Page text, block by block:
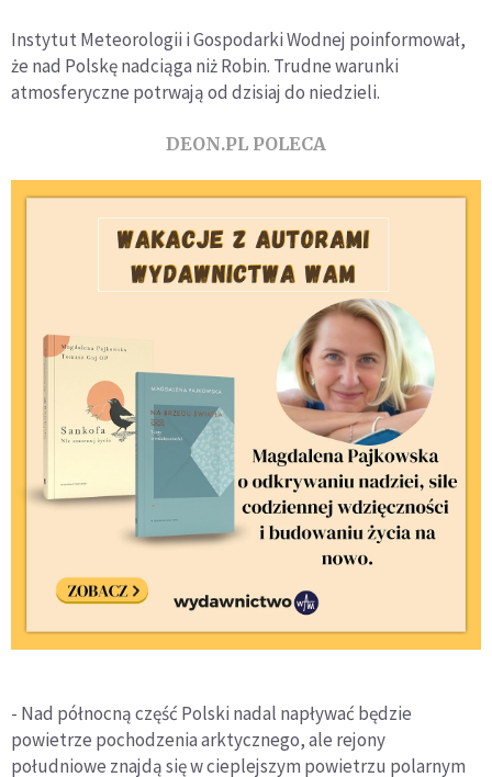
Instytut Meteorologii i Gospodarki Wodnej poinformował,
że nad Polskę nadciąga niż Robin. Trudne warunki
atmosferyczne potrwają od dzisiaj do niedzieli.
DEON.PL POLECA
- Nad północną część Polski nadal napływać będzie
powietrze pochodzenia arktycznego, ale rejony
południowe znajdą się w cieplejszym powietrzu polarnym